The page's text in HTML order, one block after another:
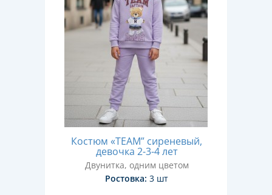
Костюм «TEAM” сиреневый,
девочка 2-3-4 лет
Двунитка, одним цветом
Ростовка: 3 шт